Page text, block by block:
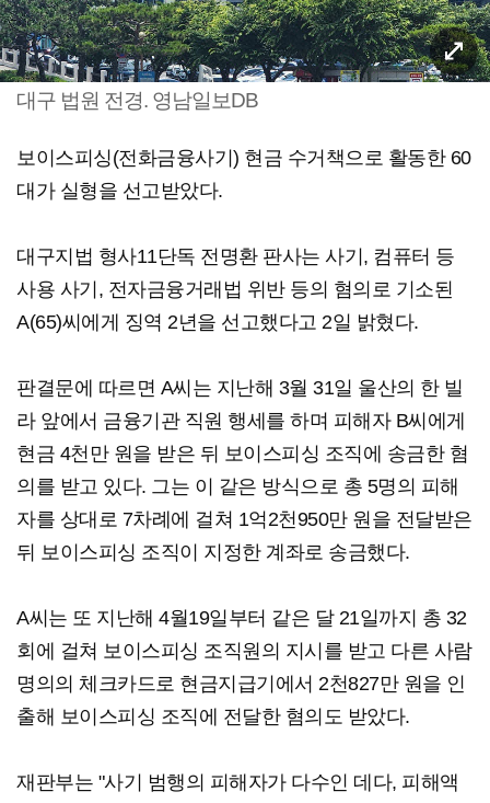
대구 법원 전경. 영남일보DB
보이스피싱(전화금융사기) 현금 수거책으로 활동한 60
대가 실형을 선고받았다.
대구지법 형사11단독 전명환 판사는 사기, 컴퓨터 등
사용 사기, 전자금융거래법 위반 등의 혐의로 기소된
A(65)씨에게 징역 2년을 선고했다고 2일 밝혔다.
판결문에 따르면 A씨는 지난해 3월 31일 울산의 한 빌
라 앞에서 금융기관 직원 행세를 하며 피해자 B씨에게
현금 4천만 원을 받은 뒤 보이스피싱 조직에 송금한 혐
의를 받고 있다. 그는 이 같은 방식으로 총 5명의 피해
자를 상대로 7차례에 걸쳐 1억2천950만 원을 전달받은
뒤 보이스피싱 조직이 지정한 계좌로 송금했다.
A씨는 또 지난해 4월19일부터 같은 달 21일까지 총 32
회에 걸쳐 보이스피싱 조직원의 지시를 받고 다른 사람
명의의 체크카드로 현금지급기에서 2천827만 원을 인
출해 보이스피싱 조직에 전달한 혐의도 받았다.
재판부는 "사기 범행의 피해자가 다수인 데다, 피해액